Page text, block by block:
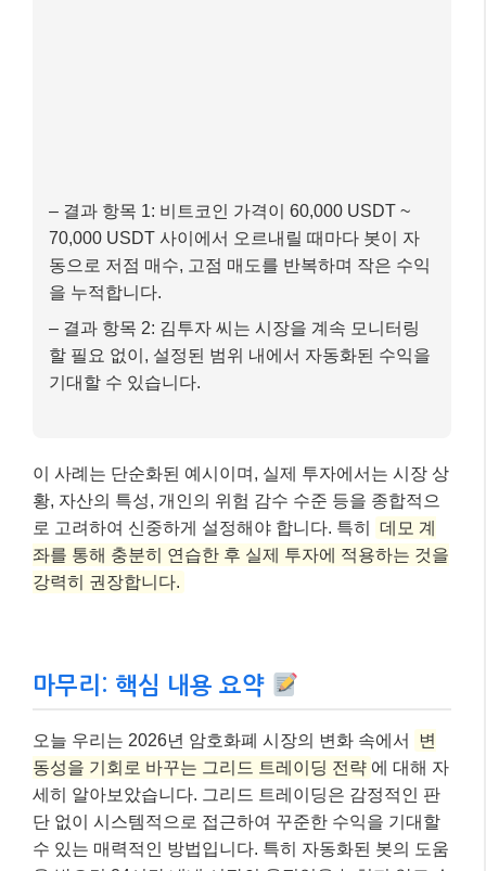
로 고려하여 신중하게 설정해야 합니다. 특히 데모 계
좌를 통해 충분히 연습한 후 실제 투자에 적용하는 것을
강력히 권장합니다.
마무리: 핵심 내용 요약
세히 알아보았습니다. 그리드 트레이딩은 감정적인 판
단 없이 시스템적으로 접근하여 꾸준한 수익을 기대할
수 있는 매력적인 방법입니다. 특히 자동화된 봇의 도움
을 받으면 24시간 내내 시장의 움직임을 놓치지 않고 수
익을 창출할 수 있죠.
커질 수 있으므로, 항상 시장 상황을 주시하고 유연하게
해와 철저한 리스크 관리를 바탕으로 한다면, 그리드 트
레이딩은 여러분의 암호화폐 투자 포트폴리오에 든든
한 수익원이 될 수 있을 것입니다.
이 글이 여러분의 현명한 투자 결정에 도움이 되었기를